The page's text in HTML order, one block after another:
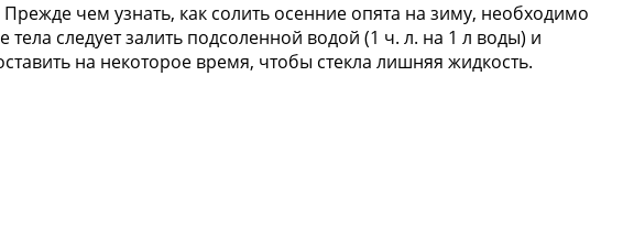
чем узнать, как солить осенние опята на зиму, необходимо
следует залить подсоленной водой (1 ч. л. на 1 л воды) и
на некоторое время, чтобы стекла лишняя жидкость.